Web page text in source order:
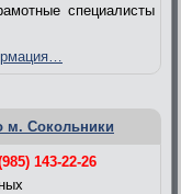
специалисты
м. Сокольники
143-22-26